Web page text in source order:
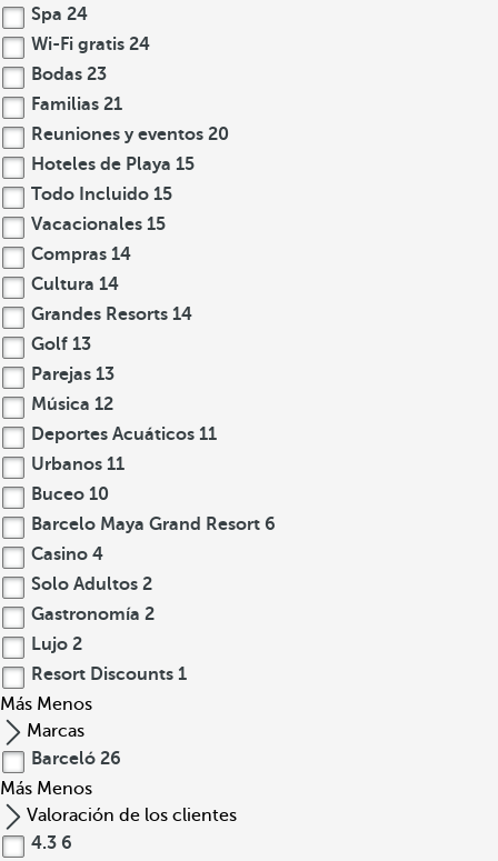
Spa 24
Wi-Fi gratis 24
Bodas 23
Familias 21
Reuniones y eventos 20
Hoteles de Playa 15
Todo Incluido 15
Vacacionales 15
Compras 14
Cultura 14
Grandes Resorts 14
Golf 13
Parejas 13
Música 12
Deportes Acuáticos 11
Urbanos 11
Buceo 10
Barcelo Maya Grand Resort 6
Casino 4
Solo Adultos 2
Gastronomía 2
Lujo 2
Resort Discounts 1
Más Menos
Marcas
Barceló 26
Más Menos
Valoración de los clientes
4.3 6